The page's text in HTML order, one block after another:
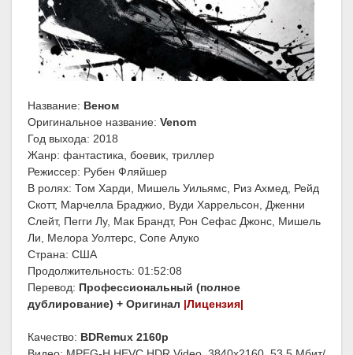
Название: Веном
Оригинальное название: Venom
Год выхода: 2018
Жанр: фантастика, боевик, триллер
Режиссер: Рубен Фляйшер
В ролях: Том Харди, Мишель Уильямс, Риз Ахмед, Рейд
Скотт, Марчелла Браджио, Вуди Харрельсон, Дженни
Слейт, Пегги Лу, Мак Брандт, Рон Сефас Джонс, Мишель
Ли, Мелора Уолтерс, Сопе Алуко
Страна: США
Продолжительность: 01:52:08
Перевод: Профессиональный (полное
дублирование) + Оригинал |Лицензия|
Качество: BDRemux 2160p